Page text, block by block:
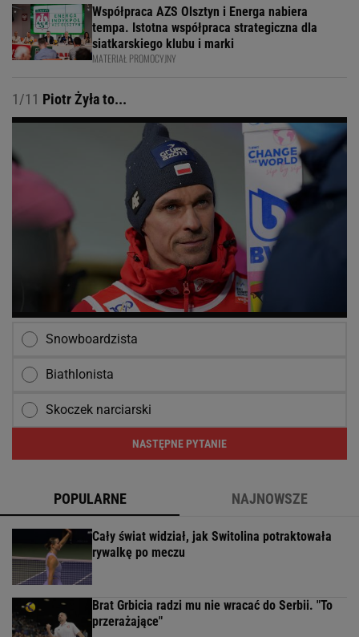
Współpraca AZS Olsztyn i Energa nabiera
tempa. Istotna współpraca strategiczna dla
siatkarskiego klubu i marki
MATERIAŁ PROMOCYJNY
1/11 Piotr Żyła to...
Snowboardzista
Biathlonista
Skoczek narciarski
NASTĘPNE PYTANIE
POPULARNE NAJNOWSZE
Cały świat widział, jak Switolina potraktowała
rywalkę po meczu
Brat Grbicia radzi mu nie wracać do Serbii. "To
przerażające"